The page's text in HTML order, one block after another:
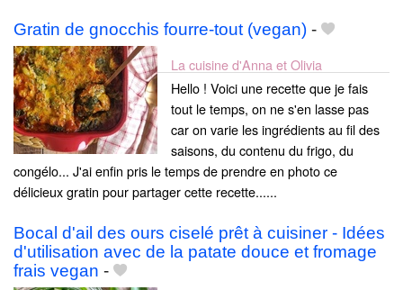
Gratin de gnocchis fourre-tout (vegan) -
La cuisine d'Anna et Olivia
Hello ! Voici une recette que je fais
tout le temps, on ne s'en lasse pas
car on varie les ingrédients au fil des
saisons, du contenu du frigo, du
congélo... J'ai enfin pris le temps de prendre en photo ce
délicieux gratin pour partager cette recette......
Bocal d'ail des ours ciselé prêt à cuisiner - Idées
d'utilisation avec de la patate douce et fromage
frais vegan -